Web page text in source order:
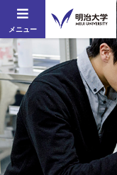
メニュー